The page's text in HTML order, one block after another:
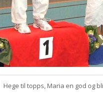
Hege til topps, Maria en god og